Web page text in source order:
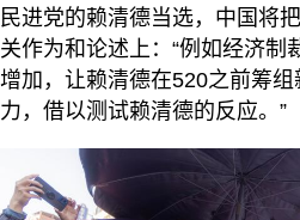
民进党的赖清德当选，中国将
关作为和论述上：“例如经济制
增加，让赖清德在520之前筹
力，借以测试赖清德的反应。”